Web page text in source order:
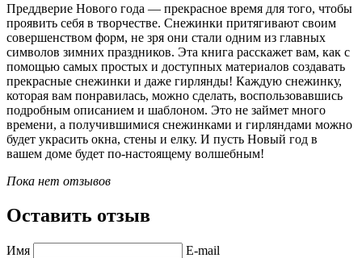
Преддверие Нового года — прекрасное время для того, чтобы
проявить себя в творчестве. Снежинки притягивают своим
совершенством форм, не зря они стали одним из главных
символов зимних праздников. Эта книга расскажет вам, как с
помощью самых простых и доступных материалов создавать
прекрасные снежинки и даже гирлянды! Каждую снежинку,
которая вам понравилась, можно сделать, воспользовавшись
подробным описанием и шаблоном. Это не займет много
времени, а получившимися снежинками и гирляндами можно
будет украсить окна, стены и елку. И пусть Новый год в
вашем доме будет по-настоящему волшебным!
Пока нет отзывов
Оставить отзыв
Имя
E-mail